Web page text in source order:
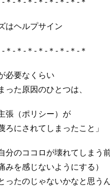
はヘルプサイン
＊-＊-＊-＊-＊-＊-＊-＊
必要なくらい
った原因のひとつは、
張（ポリシー）が
ろにされてしまったこと」
分のココロが壊れてしまう
みを感じないようにする）
ったのじゃないかなと思うん